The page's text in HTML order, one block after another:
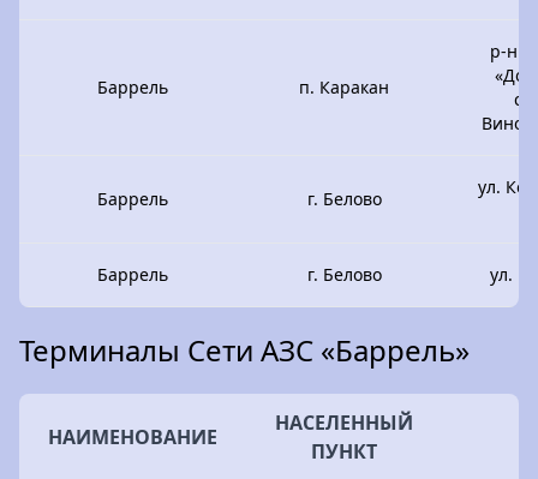
Баррель п. Каракан
р-н
Баррель г. Белово
ул.
Баррель г. Белово ул.
Терминалы Сети АЗС «Баррель»
НАИМЕНОВАНИЕ
НАСЕЛЕННЫЙ
ПУНКТ